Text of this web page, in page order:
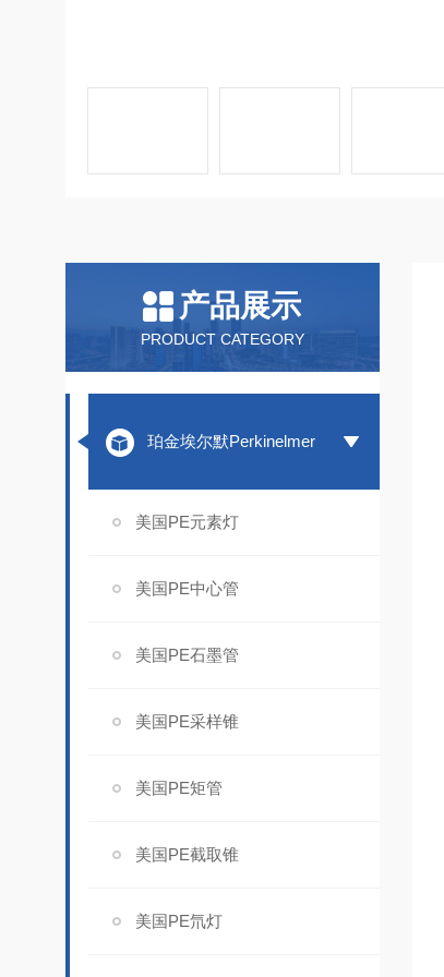
产品展示
PRODUCT CATEGORY
珀金埃尔默Perkinelmer
美国PE元素灯
美国PE中心管
美国PE石墨管
美国PE采样锥
美国PE矩管
美国PE截取锥
美国PE氘灯